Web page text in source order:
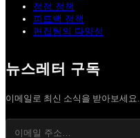
정정 정책
피드백 정책
편집팀의 다양성
뉴스레터 구독
이메일로 최신 소식을 받아보세요.